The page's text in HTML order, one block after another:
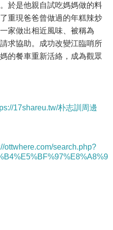
於是他親自試吃媽媽做的料
重現爸爸曾做過的年糕辣炒
家做出相近風味、被稱為
求協助。成功改變江臨哨所
的餐車重新活絡，成為觀眾
17shareu.tw/朴志訓周邊
ottwhere.com/search.php?